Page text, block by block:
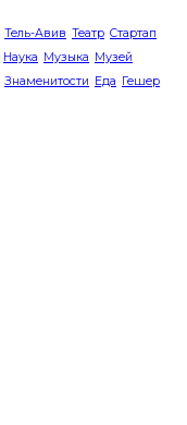
Тель-Авив Театр Стартап
Наука Музыка Музей
Знаменитости Еда Гешер